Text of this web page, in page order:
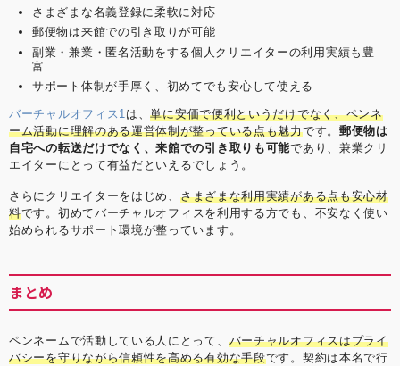
さまざまな名義登録に柔軟に対応
郵便物は来館での引き取りが可能
副業・兼業・匿名活動をする個人クリエイターの利用実績も豊
富
サポート体制が手厚く、初めてでも安心して使える
バーチャルオフィス1は、単に安価で便利というだけでなく、ペンネ
ーム活動に理解のある運営体制が整っている点も魅力です。 郵便物は
自宅への転送だけでなく、来館での引き取りも可能であり、兼業クリ
エイターにとって有益だといえるでしょう。
さらにクリエイターをはじめ、 さまざまな利用実績がある点も安心材
料です。初めてバーチャルオフィスを利用する方でも、不安なく使い
始められるサポート環境が整っています。
まとめ
ペンネームで活動している人にとって、 バーチャルオフィスはプライ
バシーを守りながら信頼性を高める有効な手段です。契約は本名で行